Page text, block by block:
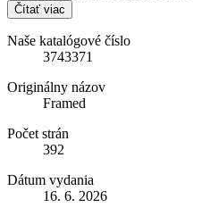
Čítať viac
Naše katalógové číslo
3743371
Originálny názov
Framed
Počet strán
392
Dátum vydania
16. 6. 2026